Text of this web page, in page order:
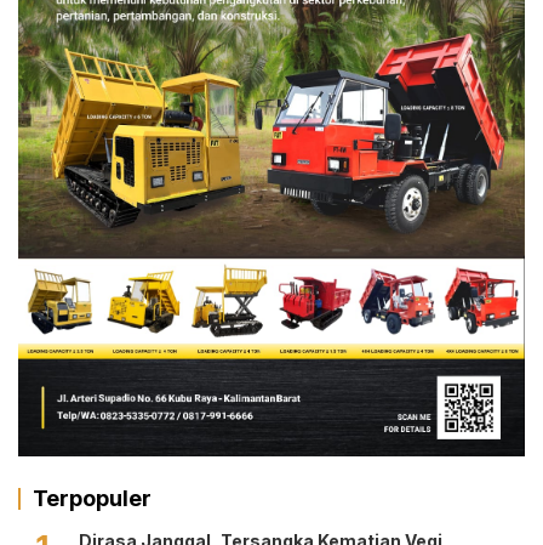
Terpopuler
Dirasa Janggal, Tersangka Kematian Vegi